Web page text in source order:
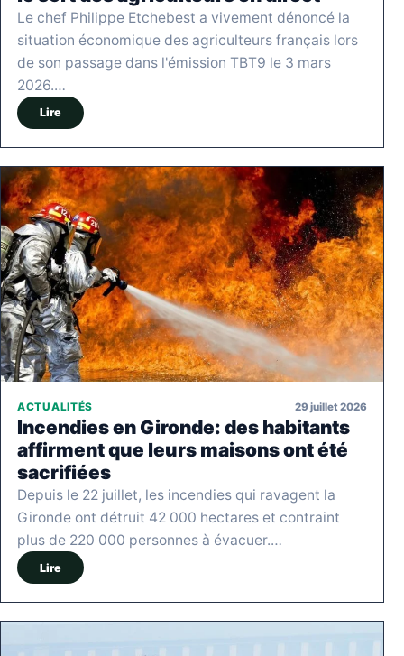
Le chef Philippe Etchebest a vivement dénoncé la
situation économique des agriculteurs français lors
de son passage dans l'émission TBT9 le 3 mars
2026.…
Lire
ACTUALITÉS 29 juillet 2026
Incendies en Gironde: des habitants
affirment que leurs maisons ont été
sacrifiées
Depuis le 22 juillet, les incendies qui ravagent la
Gironde ont détruit 42 000 hectares et contraint
plus de 220 000 personnes à évacuer.…
Lire